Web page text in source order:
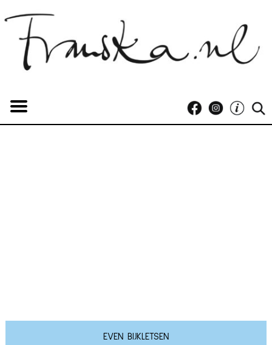
EVEN BIJKLETSEN